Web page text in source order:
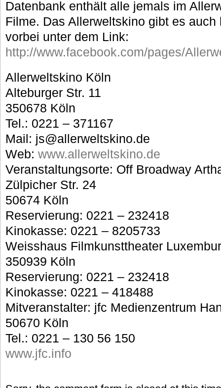
Datenbank enthält alle jemals im
Filme. Das Allerweltskino gibt es
vorbei unter dem Link:
http://www.facebook.com/pages/
Allerweltskino Köln
Alteburger Str. 11
350678 Köln
Tel.: 0221 – 371167
Mail: js@allerweltskino.de
Web: www.allerweltskino.de
Veranstaltungsorte: Off Broadway
Zülpicher Str. 24
50674 Köln
Reservierung: 0221 – 232418
Kinokasse: 0221 – 8205733
Weisshaus Filmkunsttheater
350939 Köln
Reservierung: 0221 – 232418
Kinokasse: 0221 – 418488
Mitveranstalter: jfc Medienzentrum
50670 Köln
Tel.: 0221 – 130 56 150
www.jfc.info